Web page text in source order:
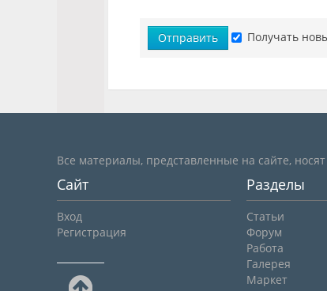
Отправить Получать
Все материалы, представленные на сайте,
Сайт
Вход
Регистрация
Разделы
Статьи
Форум
Работа
Галерея
Маркет